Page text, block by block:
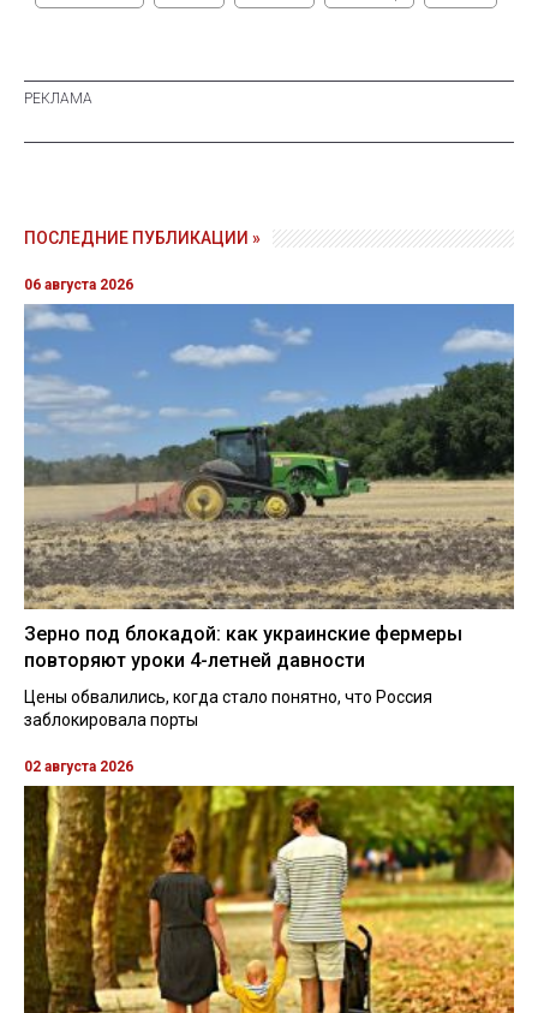
ПОСЛЕДНИЕ ПУБЛИКАЦИИ »
06 августа 2026
Зерно под блокадой: как украинские фермеры
повторяют уроки 4-летней давности
Цены обвалились, когда стало понятно, что Россия
заблокировала порты
02 августа 2026